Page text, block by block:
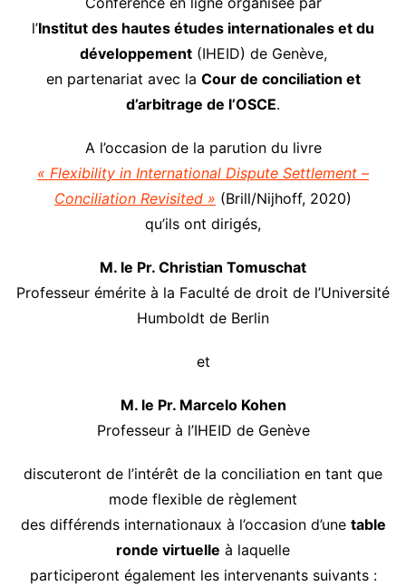
l’Institut des hautes études internationales et du
développement(IHEID) de Genève,
en partenariat avec la Cour de conciliation et
d’arbitrage de l’OSCE.
A l’occasion de la parution du livre
« Flexibility in International Dispute Settlement –
Conciliation Revisited » (Brill/Nijhoff, 2020)
qu’ils ont dirigés,
M. le Pr. Christian Tomuschat
Professeur émérite à la Faculté de droit de l’Université
Humboldt de Berlin
et
M. le Pr. Marcelo Kohen
Professeur à l’IHEID de Genève
discuteront de l’intérêt de la conciliation en tant que
mode flexible de règlement
des différends internationaux à l’occasion d’une table
ronde virtuelle à laquelle
participeront également les intervenants suivants :